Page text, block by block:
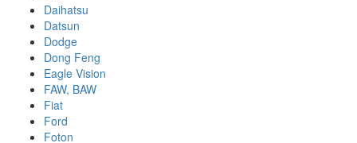
Daihatsu
Datsun
Dodge
Dong Feng
Eagle Vision
FAW, BAW
Fiat
Ford
Foton